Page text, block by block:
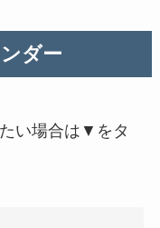
ダー
い場合は▼をタ